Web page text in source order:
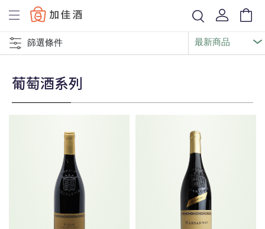
Baccus
篩選條件
葡萄酒系列